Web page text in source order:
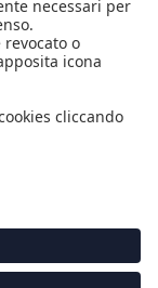
MARCHE FESR 2014-2020